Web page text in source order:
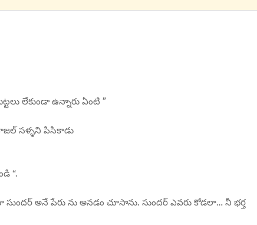
లేకుండా ఉన్నారు ఏంటి ”
సళ్ళని పిసికాడు
“.
సుందర్ అనే పేరు ను అనడం చూసాను. సుందర్ ఎవరు కోడలా… నీ భర్త